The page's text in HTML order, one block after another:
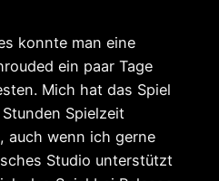
konnte man eine
ein paar Tage
Mich hat das Spiel
Spielzeit
auch wenn ich gerne
Studio unterstützt